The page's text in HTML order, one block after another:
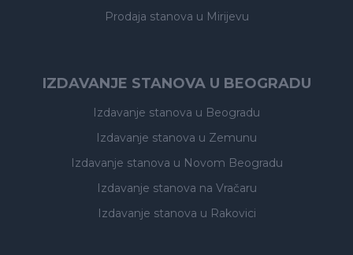
Prodaja stanova u Mirijevu
IZDAVANJE STANOVA U BEOGRADU
Izdavanje stanova u Beogradu
Izdavanje stanova u Zemunu
Izdavanje stanova u Novom Beogradu
Izdavanje stanova na Vračaru
Izdavanje stanova u Rakovici